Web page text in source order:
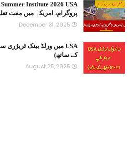
پروگرام، امریکہ میں مفت
December 31, 2025
کے ساتھ)
August 25, 2025